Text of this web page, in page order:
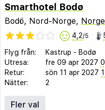
Smarthotel Bodø
Bodö, Nord-Norge, Norge
4,2/5
Flyg från: Kastrup - Bodø
Utresa:
fre 09 apr 2027
Retur:
sön 11 apr 2027
Nätter:
2
Fler val